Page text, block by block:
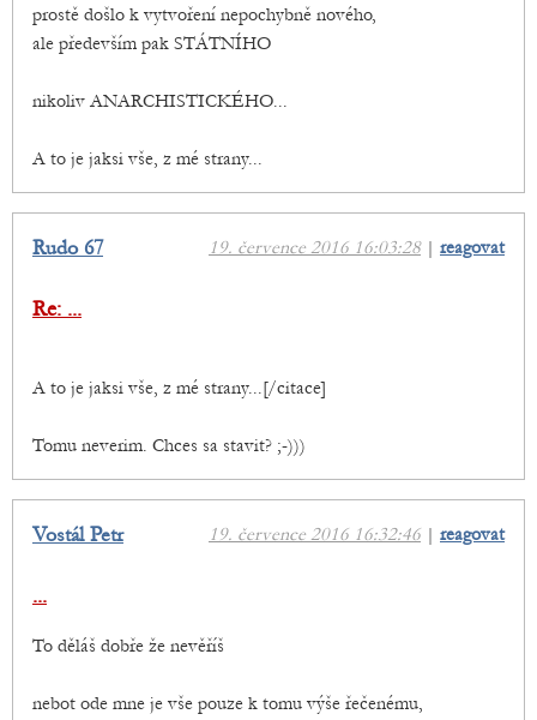
prostě došlo k vytvoření nepochybně nového,
ale především pak STÁTNÍHO
nikoliv ANARCHISTICKÉHO...
A to je jaksi vše, z mé strany...
19. července 2016 16:03:28| reagovat
Rudo 67
Re: ...
A to je jaksi vše, z mé strany...[/citace]
Tomu neverim. Chces sa stavit? ;-)))
19. července 2016 16:32:46 | reagovat
Vostál Petr
...
To děláš dobře že nevěříš
nebot ode mne je vše pouze k tomu výše řečenému,